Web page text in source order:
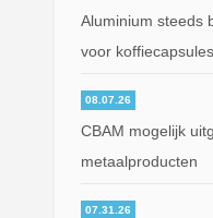
Aluminium steeds
voor koffiecapsules
08.07.26
CBAM mogelijk
metaalproducten
07.31.26